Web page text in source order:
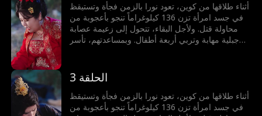
أثناء طلاقها من كوين، تعود نورا بالزمن فجأة وتستيقظ
في جسد امرأة تزن 136 كيلوغراماً تنجو بأعجوبة من
محاولة قتل. ولأجل البقاء، تتحول إلى زعيمة عصابة
جبلية مهابة وتربي أربعة أطفال. وبمساعدتهم، تأسر
الحلقة 3
أثناء طلاقها من كوين، تعود نورا بالزمن فجأة وتستيقظ
في جسد امرأة تزن 136 كيلوغراماً تنجو بأعجوبة من